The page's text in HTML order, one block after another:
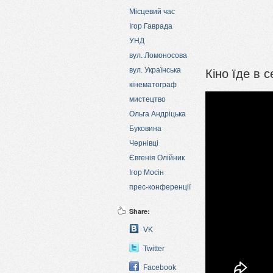
Місцевий час
Ігор Гаврада
УНД
вул. Ломоносова
вул. Українська
кінематограф
мистецтво
Ольга Андріцька
Буковина
Чернівці
Євгенія Олійник
Ігор Мосін
прес-конференції
Share:
VK
Twitter
Facebook
Кіно їде в